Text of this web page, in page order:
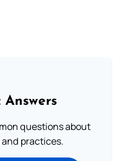
questions about
practices.